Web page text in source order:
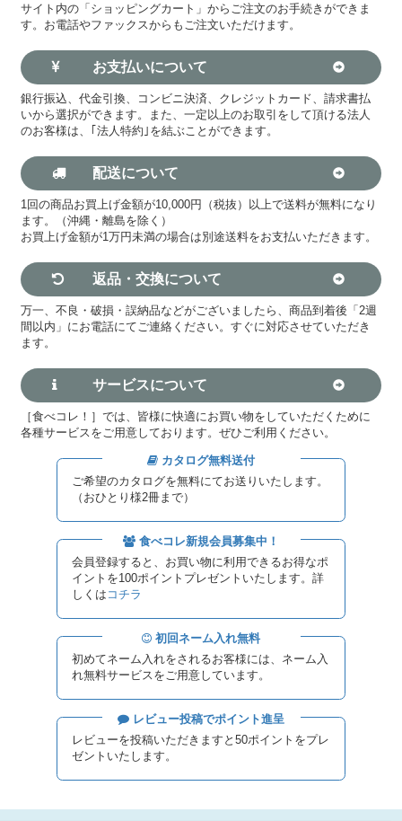
サイト内の「ショッピングカート」からご注文のお手続きができま
す。お電話やファックスからもご注文いただけます。
お支払いについて
銀行振込、代金引換、コンビニ決済、クレジットカード、請求書払
いから選択ができます。また、一定以上のお取引をして頂ける法人
のお客様は、｢法人特約｣を結ぶことができます。
配送について
1回の商品お買上げ金額が10,000円（税抜）以上で送料が無料になり
ます。（沖縄・離島を除く）
お買上げ金額が1万円未満の場合は別途送料をお支払いただきます。
返品・交換について
万一、不良・破損・誤納品などがございましたら、商品到着後「2週
間以内」にお電話にてご連絡ください。すぐに対応させていただき
ます。
サービスについて
［食べコレ！］では、皆様に快適にお買い物をしていただくために
各種サービスをご用意しております。ぜひご利用ください。
カタログ無料送付
ご希望のカタログを無料にてお送りいたします。
（おひとり様2冊まで）
食べコレ新規会員募集中！
会員登録すると、お買い物に利用できるお得なポ
イントを100ポイントプレゼントいたします。詳
しくは コチラ
初回ネーム入れ無料
初めてネーム入れをされるお客様には、ネーム入
れ無料サービスをご用意しています。
レビュー投稿でポイント進呈
レビューを投稿いただきますと50ポイントをプレ
ゼントいたします。